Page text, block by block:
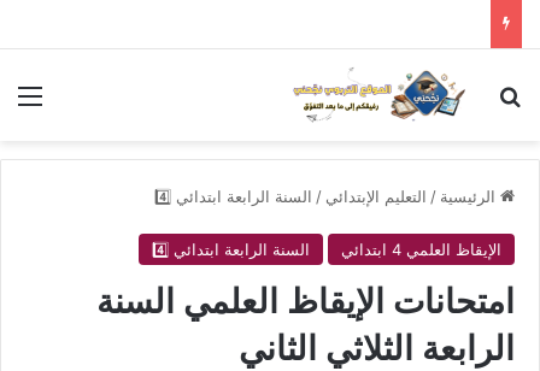
بحث عن
الرئيسية / التعليم الإبتدائي / السنة الرابعة ابتدائي 4️⃣
الإيقاظ العلمي 4 ابتدائي السنة الرابعة ابتدائي 4️⃣
امتحانات الإيقاظ العلمي السنة
الرابعة الثلاثي الثاني